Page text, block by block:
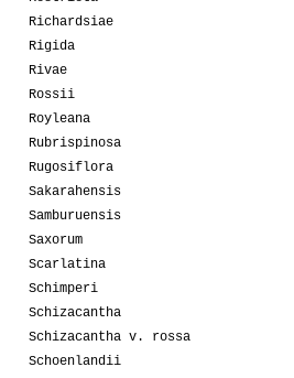
Richardsiae
Rigida
Rivae
Rossii
Royleana
Rubrispinosa
Rugosiflora
Sakarahensis
Samburuensis
Saxorum
Scarlatina
Schimperi
Schizacantha
Schizacantha v. rossa
Schoenlandii